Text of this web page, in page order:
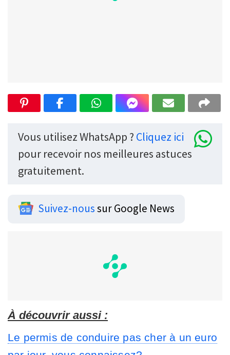
Vous utilisez WhatsApp ? Cliquez ici
pour recevoir nos meilleures astuces
gratuitement.
Suivez-noussur Google News
À découvrir aussi :
Le permis de conduire pas cher à un euro